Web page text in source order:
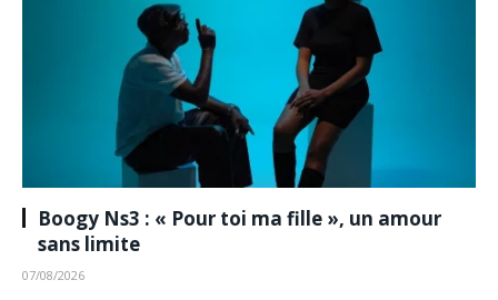
Boogy Ns3 : « Pour toi ma fille », un amour
sans limite
07/08/2026